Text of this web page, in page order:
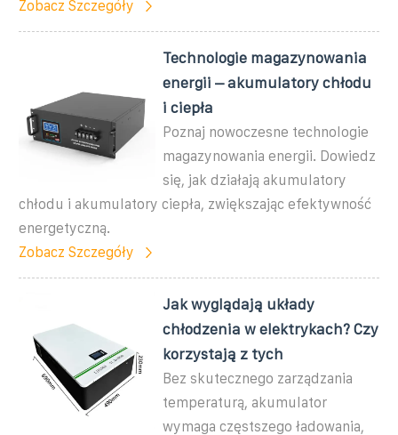
Zobacz Szczegóły
Technologie magazynowania
energii – akumulatory chłodu
i ciepła
Poznaj nowoczesne technologie
magazynowania energii. Dowiedz
się, jak działają akumulatory
chłodu i akumulatory ciepła, zwiększając efektywność
energetyczną.
Zobacz Szczegóły
Jak wyglądają układy
chłodzenia w elektrykach? Czy
korzystają z tych
Bez skutecznego zarządzania
temperaturą, akumulator
wymaga częstszego ładowania,